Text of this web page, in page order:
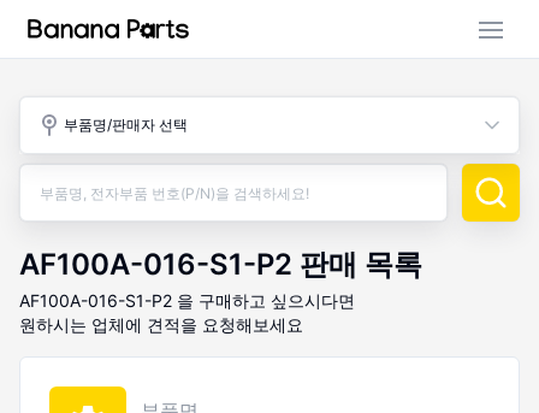
부품명/판매자 선택
AF100A-016-S1-P2 판매 목록
AF100A-016-S1-P2 을 구매하고 싶으시다면
원하시는 업체에 견적을 요청해보세요